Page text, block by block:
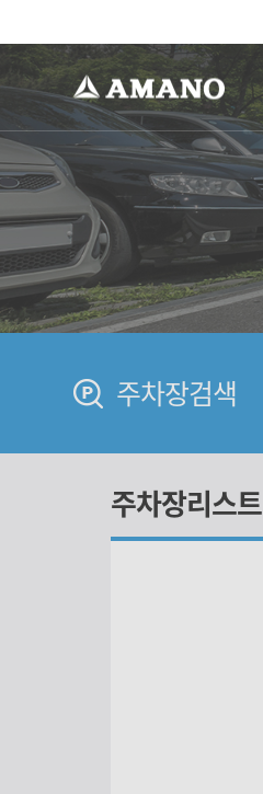
주차장검색
주차장리스트